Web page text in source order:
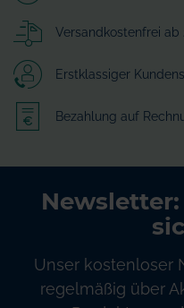
Versandkostenfrei ab
Erstklassiger
Bezahlung auf
Unser kostenloser
regelmäßig über